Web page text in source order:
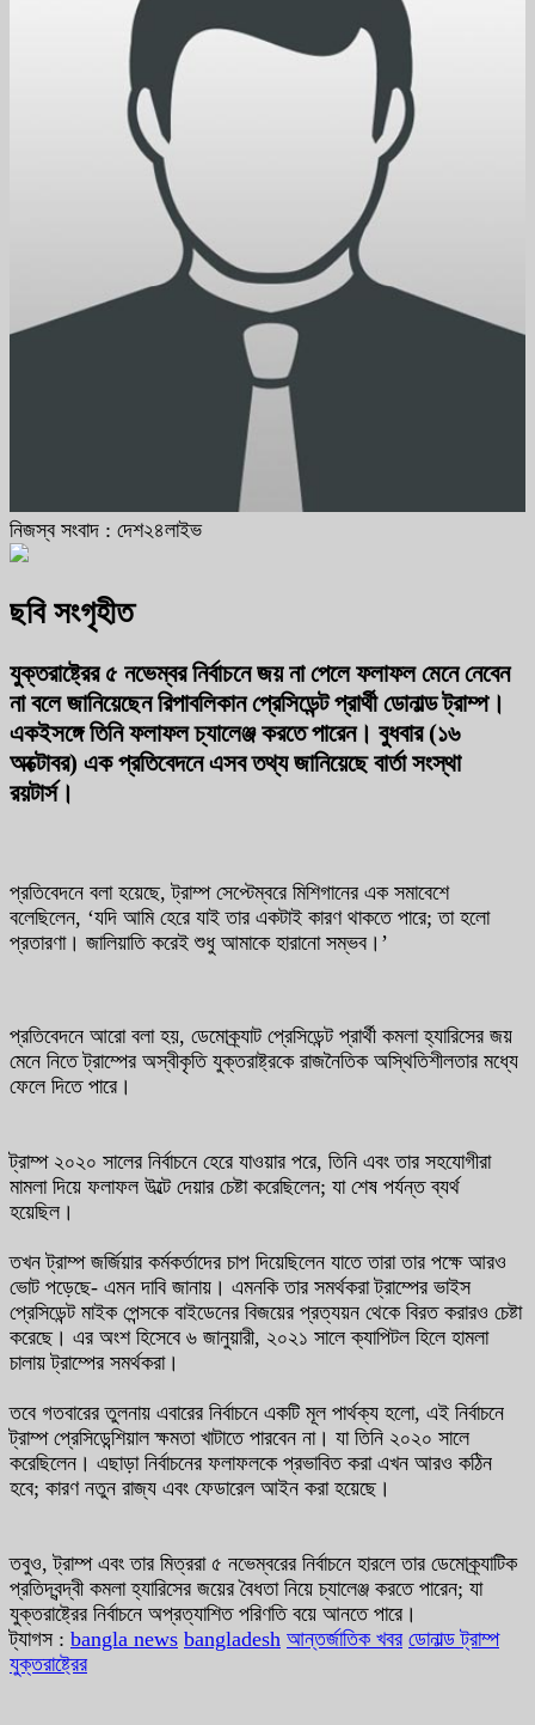
নিজস্ব সংবাদ : দেশ২৪লাইভ
ছবি সংগৃহীত
যুক্তরাষ্ট্রের ৫ নভেম্বর নির্বাচনে জয় না পেলে ফলাফল মেনে নেবেন
না বলে জানিয়েছেন রিপাবলিকান প্রেসিডেন্ট প্রার্থী ডোনাল্ড ট্রাম্প।
একইসঙ্গে তিনি ফলাফল চ্যালেঞ্জ করতে পারেন। বুধবার (১৬
অক্টোবর) এক প্রতিবেদনে এসব তথ্য জানিয়েছে বার্তা সংস্থা
রয়টার্স।
প্রতিবেদনে বলা হয়েছে, ট্রাম্প সেপ্টেম্বরে মিশিগানের এক সমাবেশে
বলেছিলেন, ‘যদি আমি হেরে যাই তার একটাই কারণ থাকতে পারে; তা হলো
প্রতারণা। জালিয়াতি করেই শুধু আমাকে হারানো সম্ভব।’
প্রতিবেদনে আরো বলা হয়, ডেমোক্র্যাট প্রেসিডেন্ট প্রার্থী কমলা হ্যারিসের জয়
মেনে নিতে ট্রাম্পের অস্বীকৃতি যুক্তরাষ্ট্রকে রাজনৈতিক অস্থিতিশীলতার মধ্যে
ফেলে দিতে পারে।
ট্রাম্প ২০২০ সালের নির্বাচনে হেরে যাওয়ার পরে, তিনি এবং তার সহযোগীরা
মামলা দিয়ে ফলাফল উল্টে দেয়ার চেষ্টা করেছিলেন; যা শেষ পর্যন্ত ব্যর্থ
হয়েছিল।
তখন ট্রাম্প জর্জিয়ার কর্মকর্তাদের চাপ দিয়েছিলেন যাতে তারা তার পক্ষে আরও
ভোট পড়েছে- এমন দাবি জানায়। এমনকি তার সমর্থকরা ট্রাম্পের ভাইস
প্রেসিডেন্ট মাইক পেন্সকে বাইডেনের বিজয়ের প্রত্যয়ন থেকে বিরত করারও চেষ্টা
করেছে। এর অংশ হিসেবে ৬ জানুয়ারী, ২০২১ সালে ক্যাপিটল হিলে হামলা
চালায় ট্রাম্পের সমর্থকরা।
তবে গতবারের তুলনায় এবারের নির্বাচনে একটি মূল পার্থক্য হলো, এই নির্বাচনে
ট্রাম্প প্রেসিডেন্শিয়াল ক্ষমতা খাটাতে পারবেন না। যা তিনি ২০২০ সালে
করেছিলেন। এছাড়া নির্বাচনের ফলাফলকে প্রভাবিত করা এখন আরও কঠিন
হবে; কারণ নতুন রাজ্য এবং ফেডারেল আইন করা হয়েছে।
তবুও, ট্রাম্প এবং তার মিত্ররা ৫ নভেম্বরের নির্বাচনে হারলে তার ডেমোক্র্যাটিক
প্রতিদ্বন্দ্বী কমলা হ্যারিসের জয়ের বৈধতা নিয়ে চ্যালেঞ্জ করতে পারেন; যা
যুক্তরাষ্ট্রের নির্বাচনে অপ্রত্যাশিত পরিণতি বয়ে আনতে পারে।
ট্যাগস : bangla news bangladesh আন্তর্জাতিক খবর ডোনাল্ড ট্রাম্প
যুক্তরাষ্ট্রের